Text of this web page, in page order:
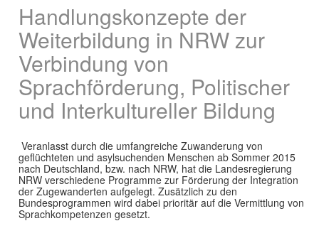
Handlungskonzepte der
Weiterbildung in NRW zur
Verbindung von
Sprachförderung, Politischer
und Interkultureller Bildung
Veranlasst durch die umfangreiche Zuwanderung von
geflüchteten und asylsuchenden Menschen ab Sommer 2015
nach Deutschland, bzw. nach NRW, hat die Landesregierung
NRW verschiedene Programme zur Förderung der Integration
der Zugewanderten aufgelegt. Zusätzlich zu den
Bundesprogrammen wird dabei prioritär auf die Vermittlung von
Sprachkompetenzen gesetzt.